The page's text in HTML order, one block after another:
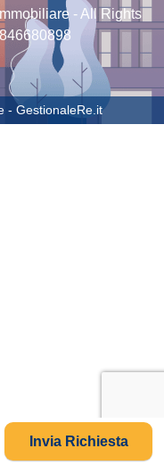
Invia Richiesta
- All Rights
- GestionaleRe.it